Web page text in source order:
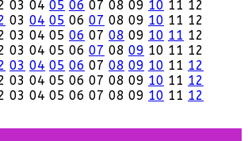
03 04 05 06 07 08 09 10 11 12
03 04 05 06 07 08 09 10 11 12
03 04 05 06 07 08 09 10 11 12
03 04 05 06 07 08 09 10 11 12
03 04 05 06 07 08 09 10 11 12
03 04 05 06 07 08 09 10 11 12
03 04 05 06 07 08 09 10 11 12